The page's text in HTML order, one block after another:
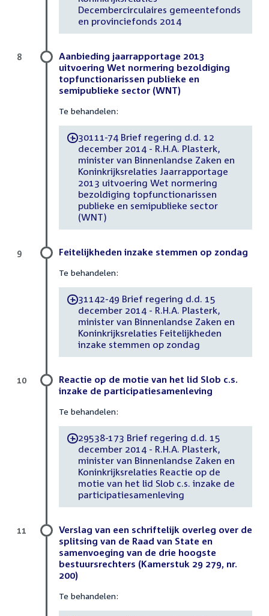
Decembercirculaires gemeentefonds
en provinciefonds 2014
Aanbieding jaarrapportage 2013
uitvoering Wet normering bezoldiging
topfunctionarissen publieke en
semipublieke sector (WNT)
Te behandelen:
-30111-74 Brief regering d.d. 12
december 2014 - R.H.A. Plasterk,
minister van Binnenlandse Zaken en
Koninkrijksrelaties Jaarrapportage
2013 uitvoering Wet normering
bezoldiging topfunctionarissen
publieke en semipublieke sector
(WNT)
8
Feitelijkheden inzake stemmen op zondag
Te behandelen:
-31142-49 Brief regering d.d. 15
december 2014 - R.H.A. Plasterk,
minister van Binnenlandse Zaken en
Koninkrijksrelaties Feitelijkheden
inzake stemmen op zondag
9
Reactie op de motie van het lid Slob c.s.
inzake de participatiesamenleving
Te behandelen:
-29538-173 Brief regering d.d. 15
december 2014 - R.H.A. Plasterk,
minister van Binnenlandse Zaken en
Koninkrijksrelaties Reactie op de
motie van het lid Slob c.s. inzake de
participatiesamenleving
10
Verslag van een schriftelijk overleg over de
splitsing van de Raad van State en
samenvoeging van de drie hoogste
bestuursrechters (Kamerstuk 29 279, nr.
200)
Te behandelen:
11